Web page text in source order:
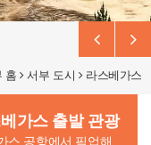
홈 서부 도시 라스베가스
가스 출발 관광